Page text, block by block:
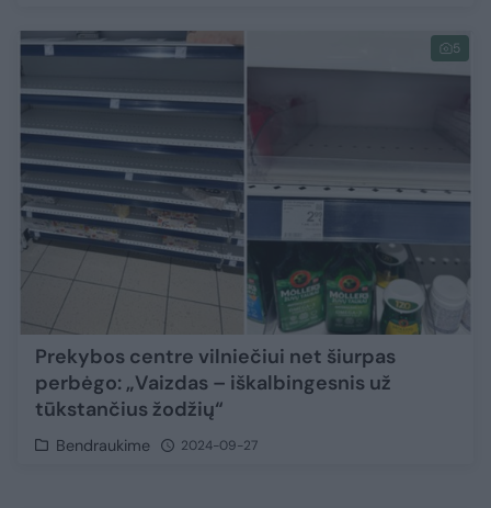
5
Prekybos centre vilniečiui net šiurpas
perbėgo: „Vaizdas – iškalbingesnis už
tūkstančius žodžių“
Bendraukime 2024-09-27